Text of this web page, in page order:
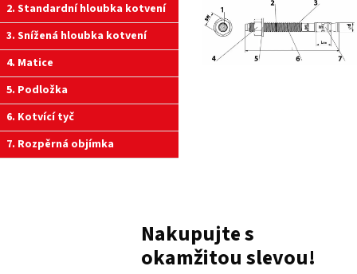
2. Standardní hloubka kotvení
3. Snížená hloubka kotvení
4. Matice
5. Podložka
6. Kotvící tyč
7. Rozpěrná objímka
Nakupujte s
okamžitou slevou!